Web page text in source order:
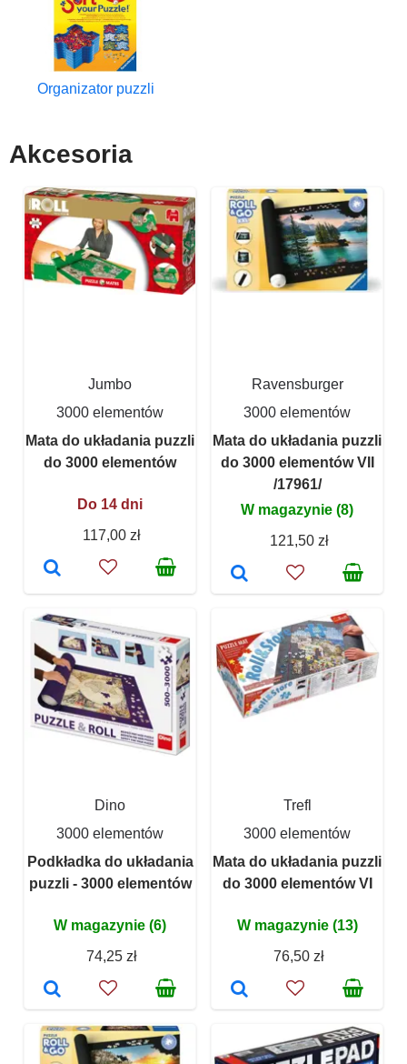
Organizator puzzli
Akcesoria
Jumbo
3000 elementów
Mata do układania puzzli
do 3000 elementów
Do 14 dni
117,00 zł
Ravensburger
3000 elementów
Mata do układania puzzli
do 3000 elementów VII
/17961/
W magazynie (8)
121,50 zł
Dino
3000 elementów
Podkładka do układania
puzzli - 3000 elementów
W magazynie (6)
74,25 zł
Trefl
3000 elementów
Mata do układania puzzli
do 3000 elementów VI
W magazynie (13)
76,50 zł